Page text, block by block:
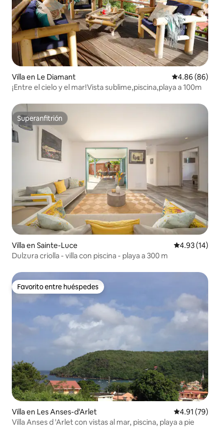
Villa en Le Diamant Calificación
4.86 (86)
¡Entre el cielo y el mar!Vista sublime,piscina,playa a 100m
Superanfitrión
Superanfitrión
Villa en Sainte-Luce Calificación
4.93 (14)
Dulzura criolla - villa con piscina - playa a 300 m
Favorito entre huéspedes
Favorito entre huéspedes
Villa en Les Anses-d'Arlet Calificación
4.91 (79)
Villa Anses d 'Arlet con vistas al mar, piscina, playa a pie